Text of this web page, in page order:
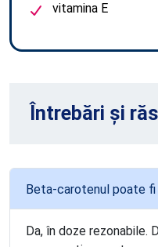
vitamina E
Întrebări și
Beta-carotenul poate fi
Da, în doze rezonabile.